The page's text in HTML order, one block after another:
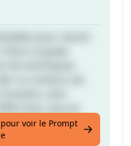
des balises de
les évaluateurs
voir le Prompt